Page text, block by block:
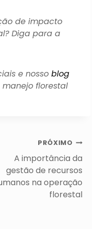
de impacto
Diga para a
e nosso blog
florestal
PRÓXIMO
A importância da
gestão de recursos
na operação
florestal